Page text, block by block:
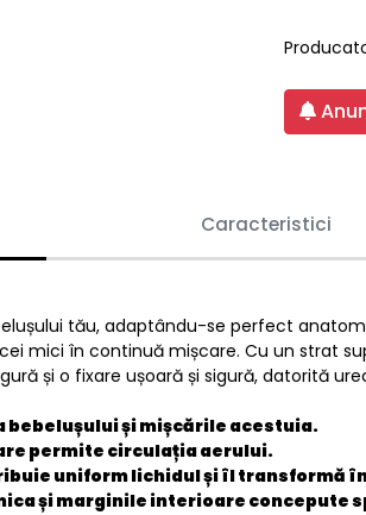
Caracteristici
tău, adaptându-se perfect
mici în continuă mișcare. Cu un strat
și o fixare ușoară și sigură, datorită
bebelușului și mișcările acestuia.
permite circulația aerului.
uniform lichidul și îl transformă
și marginile interioare concepute